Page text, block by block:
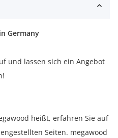
Germany
und lassen sich ein Angebot
heißt, erfahren Sie auf
Seiten. megawood